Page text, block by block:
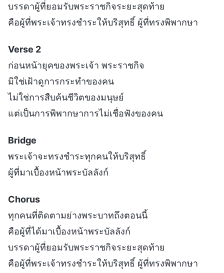
บรรดาผู้ที่ยอมรับพระราชกิจระยะสุดท้าย
คือผู้ที่พระเจ้าทรงชำระให้บริสุทธิ์ ผู้ที่ทรงพิพากษา
Verse 2
ก่อนหน้ายุคของพระเจ้า พระราชกิจ
มิใช่เฝ้าดูการกระทำของคน
ไม่ใช่การสืบค้นชีวิตของมนุษย์
แต่เป็นการพิพากษาการไม่เชื่อฟังของคน
Bridge
พระเจ้าจะทรงชำระทุกคนให้บริสุทธิ์
ผู้ที่มาเบื้องหน้าพระบัลลังก์
Chorus
ทุกคนที่ติดตามย่างพระบาทถึงตอนนี้
คือผู้ที่ได้มาเบื้องหน้าพระบัลลังก์
บรรดาผู้ที่ยอมรับพระราชกิจระยะสุดท้าย
คือผู้ที่พระเจ้าทรงชำระให้บริสุทธิ์ ผู้ที่ทรงพิพากษา